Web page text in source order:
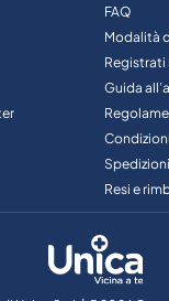
FAQ
Modalità
Registrati
Guida
Resi e